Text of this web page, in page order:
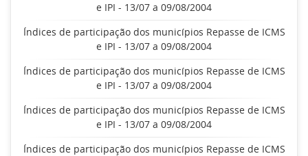
e IPI - 13/07 a 09/08/2004
Índices de participação dos municípios Repasse de ICMS
e IPI - 13/07 a 09/08/2004
Índices de participação dos municípios Repasse de ICMS
e IPI - 13/07 a 09/08/2004
Índices de participação dos municípios Repasse de ICMS
e IPI - 13/07 a 09/08/2004
Índices de participação dos municípios Repasse de ICMS